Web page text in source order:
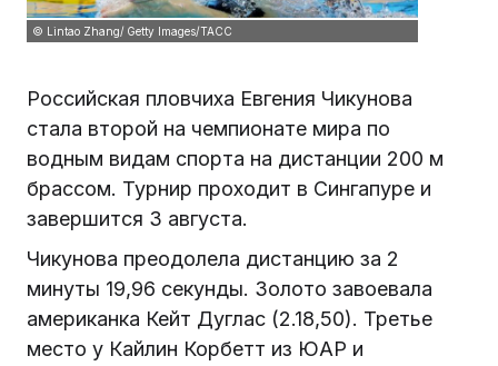
© Lintao Zhang/ Getty Images/ТАСС
Российская пловчиха Евгения Чикунова
стала второй на чемпионате мира по
водным видам спорта на дистанции 200 м
брассом. Турнир проходит в Сингапуре и
завершится 3 августа.
Чикунова преодолела дистанцию за 2
минуты 19,96 секунды. Золото завоевала
американка Кейт Дуглас (2.18,50). Третье
место у Кайлин Корбетт из ЮАР и